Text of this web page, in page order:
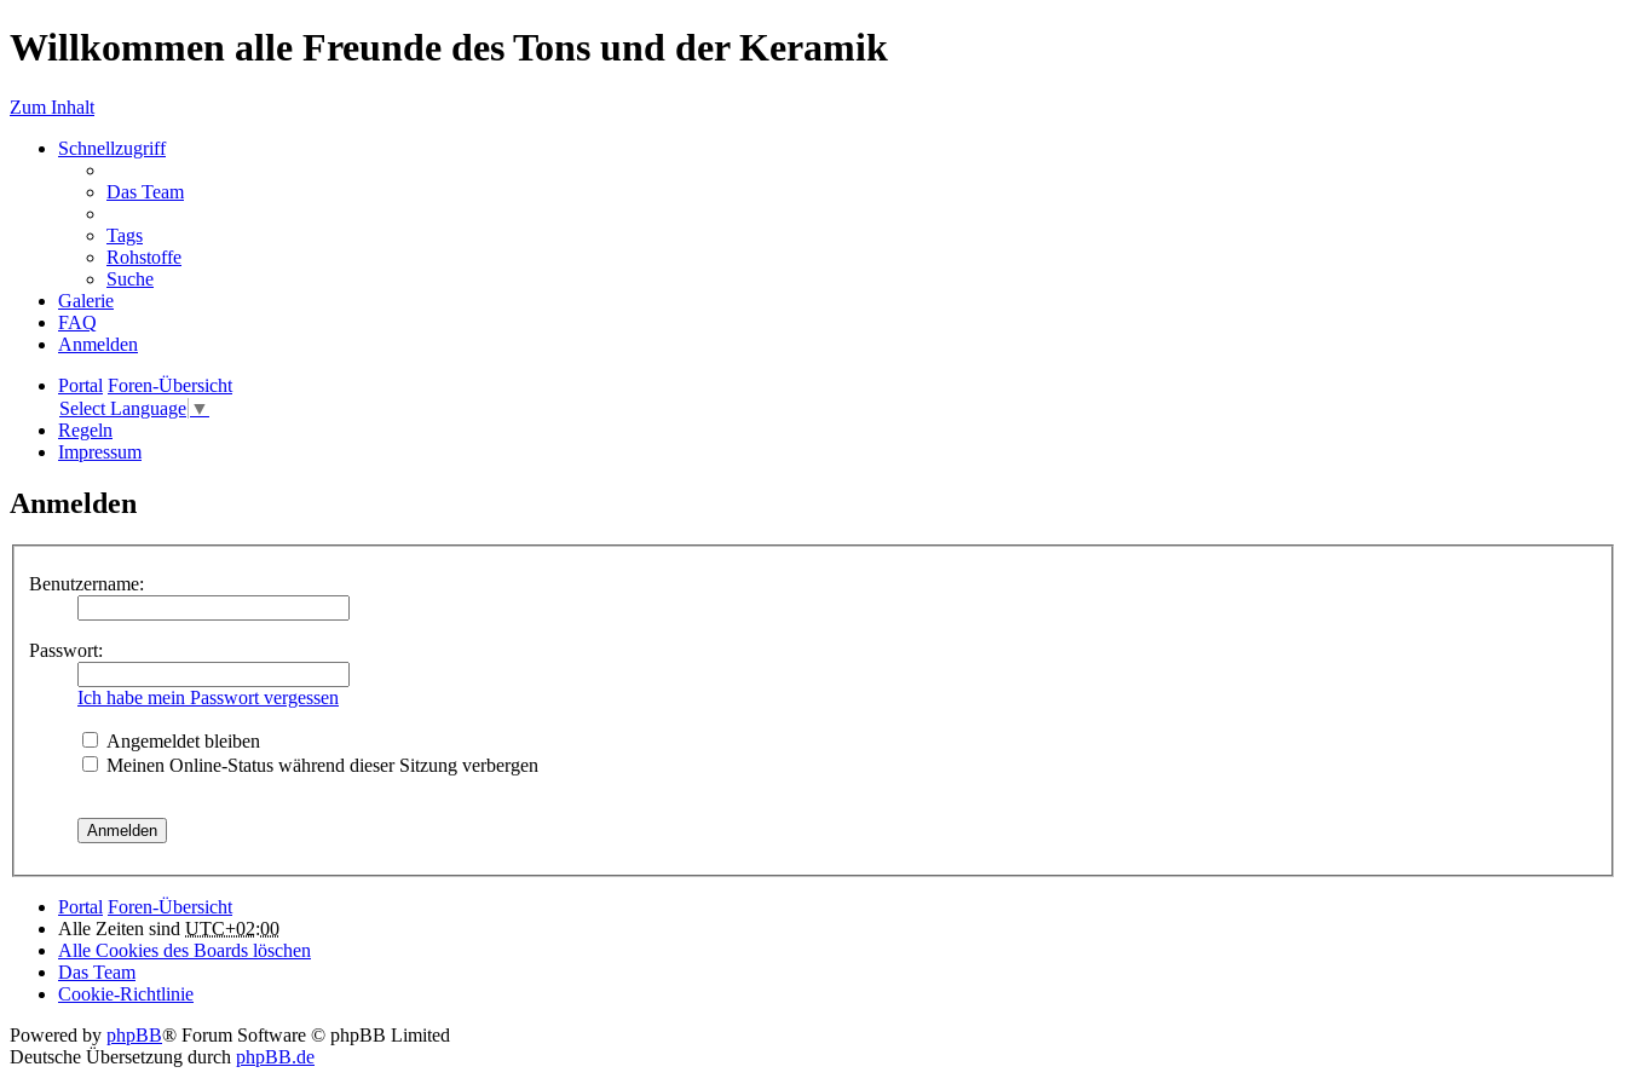
Willkommen alle Freunde des Tons und der Keramik
Zum Inhalt
Schnellzugriff
Das Team
Tags
Rohstoffe
Suche
Galerie
FAQ
Anmelden
Portal Foren-Übersicht
Select Language ▼
Regeln
Impressum
Anmelden
Benutzername:
Passwort:
Ich habe mein Passwort vergessen
Angemeldet bleiben
Meinen Online-Status während dieser Sitzung verbergen
Portal Foren-Übersicht
Alle Zeiten sind UTC+02:00
Alle Cookies des Boards löschen
Das Team
Cookie-Richtlinie
Powered by phpBB® Forum Software © phpBB Limited
Deutsche Übersetzung durch phpBB.de